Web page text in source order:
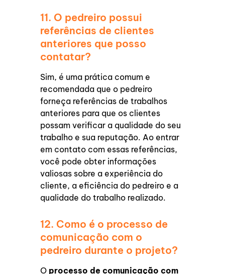
11. O pedreiro possui
referências de clientes
anteriores que posso
contatar?
Sim, é uma prática comum e
recomendada que o pedreiro
forneça referências de trabalhos
anteriores para que os clientes
possam verificar a qualidade do seu
trabalho e sua reputação. Ao entrar
em contato com essas referências,
você pode obter informações
valiosas sobre a experiência do
cliente, a eficiência do pedreiro e a
qualidade do trabalho realizado.
12. Como é o processo de
comunicação com o
pedreiro durante o projeto?
O processo de comunicação com